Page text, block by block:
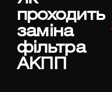
проходить
заміна
фільтра
АКПП